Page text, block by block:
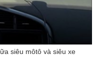
siêu môtô và siêu xe